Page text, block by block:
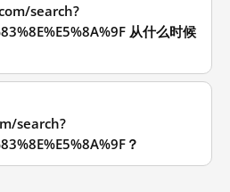
search?
从什么时候
search?
？